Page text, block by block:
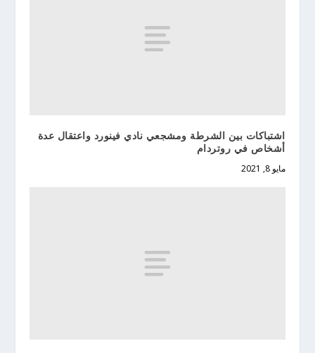
اشتباكات بين الشرطة ومشجعي نادي فينورد واعتقال عدة
أشخاص في روتردام
مايو 8, 2021